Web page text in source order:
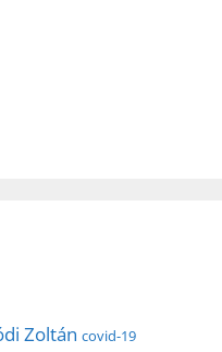
Zoltán covid-19